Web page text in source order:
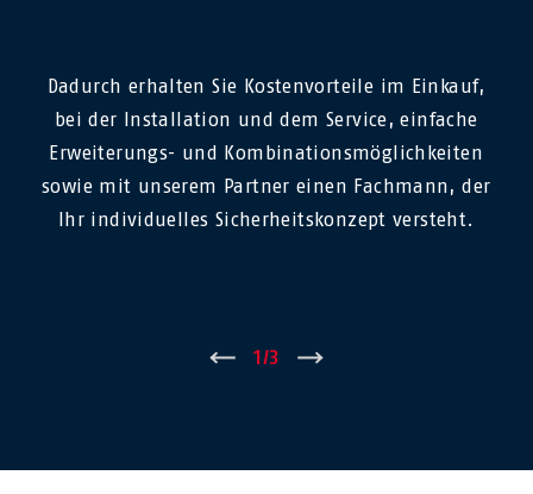
Dadurch erhalten Sie Kostenvorteile im Einkauf,
bei der Installation und dem Service, einfache
Erweiterungs- und Kombinationsmöglichkeiten
sowie mit unserem Partner einen Fachmann, der
Ihr individuelles Sicherheitskonzept versteht.
1/3